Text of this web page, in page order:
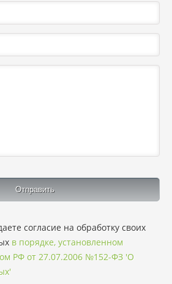
согласие на обработку своих
в порядке, установленном
РФ от 27.07.2006 №152-ФЗ 'О